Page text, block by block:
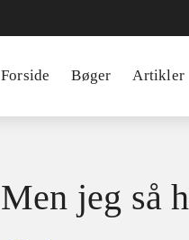
Forside Bøger Artikler
Men jeg så